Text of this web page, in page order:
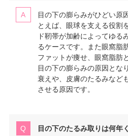
目の下の膨らみがひどい原
とえば、眼球を支える役割
ド靭帯が加齢によってゆる
るケースです。また眼窩脂
ファットが痩せ、眼窩脂肪
目の下の膨らみの原因とな
衰えや、皮膚のたるみなど
させる原因です。
目の下のたるみ取りは何年